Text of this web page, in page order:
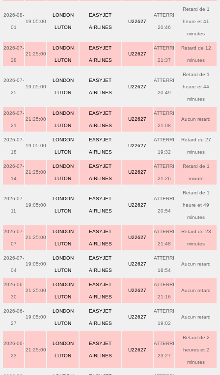
2026-08-
01
19:05:00
LONDON
LUTON
EASYJET
AIRLINES
U22627
ATTERRI
20:46
Retard de 1
heure et 41
minutes
2026-07-
28
21:25:00
LONDON
LUTON
EASYJET
AIRLINES
U22627
ATTERRI
21:37
Retard de 12
minutes
2026-07-
25
19:05:00
LONDON
LUTON
EASYJET
AIRLINES
U22627
ATTERRI
20:49
Retard de 1
heure et 44
minutes
2026-07-
21
21:25:00
LONDON
LUTON
EASYJET
AIRLINES
U22627
ATTERRI
21:08
Aucun retard
2026-07-
18
19:05:00
LONDON
LUTON
EASYJET
AIRLINES
U22627
ATTERRI
19:32
Retard de 27
minutes
2026-07-
14
21:25:00
LONDON
LUTON
EASYJET
AIRLINES
U22627
ATTERRI
21:26
Retard de 1
minute
2026-07-
11
19:05:00
LONDON
LUTON
EASYJET
AIRLINES
U22627
ATTERRI
20:54
Retard de 1
heure et 49
minutes
2026-07-
07
21:25:00
LONDON
LUTON
EASYJET
AIRLINES
U22627
ATTERRI
21:48
Retard de 23
minutes
2026-07-
04
19:05:00
LONDON
LUTON
EASYJET
AIRLINES
U22627
ATTERRI
18:54
Aucun retard
2026-06-
30
21:25:00
LONDON
LUTON
EASYJET
AIRLINES
U22627
ATTERRI
21:16
Aucun retard
2026-06-
27
19:05:00
LONDON
LUTON
EASYJET
AIRLINES
U22627
ATTERRI
19:02
Aucun retard
2026-06-
23
21:25:00
LONDON
LUTON
EASYJET
AIRLINES
U22627
ATTERRI
23:27
Retard de 2
heures et 2
minutes